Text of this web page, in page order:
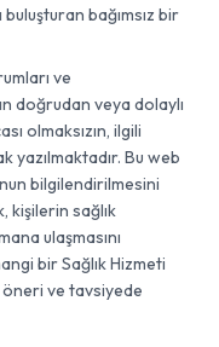
bağımsız bir
ve
doğrudan veya dolaylı
olmaksızın, ilgili
yazılmaktadır. Bu web
bilgilendirilmesini
kişilerin sağlık
ulaşmasını
bir Sağlık Hizmeti
öneri ve tavsiyede